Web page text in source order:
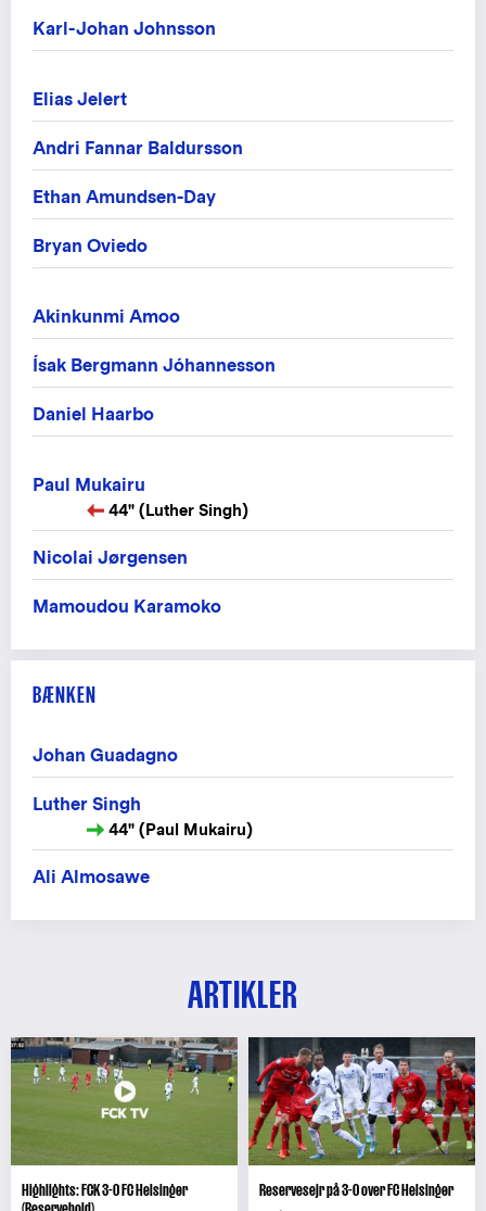
Karl-Johan Johnsson
Elias Jelert
Andri Fannar Baldursson
Ethan Amundsen-Day
Bryan Oviedo
Akinkunmi Amoo
Ísak Bergmann Jóhannesson
Daniel Haarbo
Paul Mukairu
44" (Luther Singh)
Nicolai Jørgensen
Mamoudou Karamoko
BÆNKEN
Johan Guadagno
Luther Singh
44" (Paul Mukairu)
Ali Almosawe
ARTIKLER
Highlights: FCK 3-0 FC Helsingør
Reservesejr på 3-0 over FC Helsingør